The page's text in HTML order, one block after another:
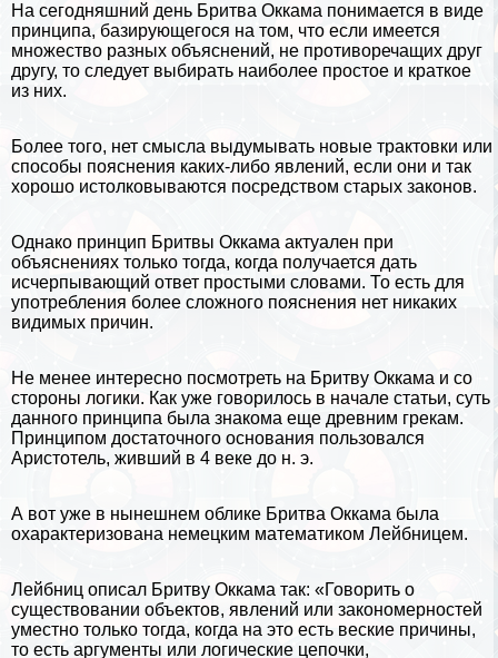
На сегодняшний день Бритва Оккама понимается в виде
принципа, базирующегося на том, что если имеется
множество разных объяснений, не противоречащих друг
другу, то следует выбирать наиболее простое и краткое
из них.
Более того, нет смысла выдумывать новые тpaктовки или
способы пояснения каких-либо явлений, если они и так
хорошо истолковываются посредством старых законов.
Однако принцип Бритвы Оккама актуален при
объяснениях только тогда, когда получается дать
исчерпывающий ответ простыми словами. То есть для
употрeбления более сложного пояснения нет никаких
видимых причин.
Не менее интересно посмотреть на Бритву Оккама и со
стороны логики. Как уже говорилось в начале статьи, суть
данного принципа была знакома еще древним грекам.
Принципом достаточного основания пользовался
Аристотель, живший в 4 веке до н. э.
А вот уже в нынешнем облике Бритва Оккама была
охаpaктеризована немецким математиком Лейбницем.
Лейбниц описал Бритву Оккама так: «Говорить о
существовании объектов, явлений или закономерностей
уместно только тогда, когда на это есть веские причины,
то есть аргументы или логические цепочки,